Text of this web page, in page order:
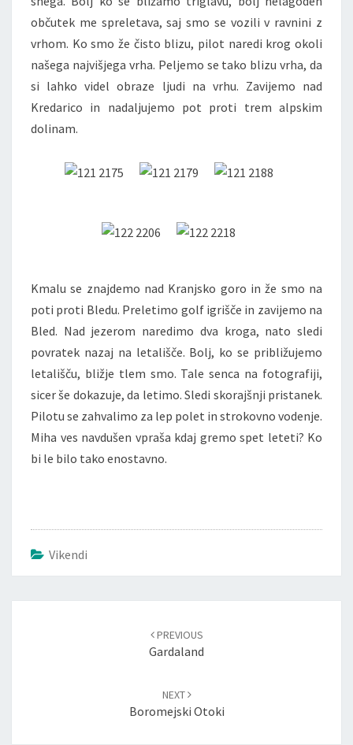
občutek me spreletava, saj smo se vozili v ravnini z
vrhom. Ko smo že čisto blizu, pilot naredi krog okoli
našega najvišjega vrha. Peljemo se tako blizu vrha, da
si lahko videl obraze ljudi na vrhu. Zavijemo nad
Kredarico in nadaljujemo pot proti trem alpskim
dolinam.
Kmalu se znajdemo nad Kranjsko goro in že smo na
poti proti Bledu. Preletimo golf igrišče in zavijemo na
Bled. Nad jezerom naredimo dva kroga, nato sledi
povratek nazaj na letališče. Bolj, ko se približujemo
letališču, bližje tlem smo. Tale senca na fotografiji,
sicer še dokazuje, da letimo. Sledi skorajšnji pristanek.
Pilotu se zahvalimo za lep polet in strokovno vodenje.
Miha ves navdušen vpraša kdaj gremo spet leteti? Ko
bi le bilo tako enostavno.
Vikendi
PREVIOUS
Gardaland
NEXT
Boromejski Otoki